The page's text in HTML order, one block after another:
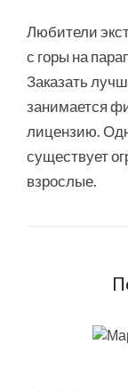
Любители
с горы на
Заказать
занимается
лицензию.
существует
взрослые.